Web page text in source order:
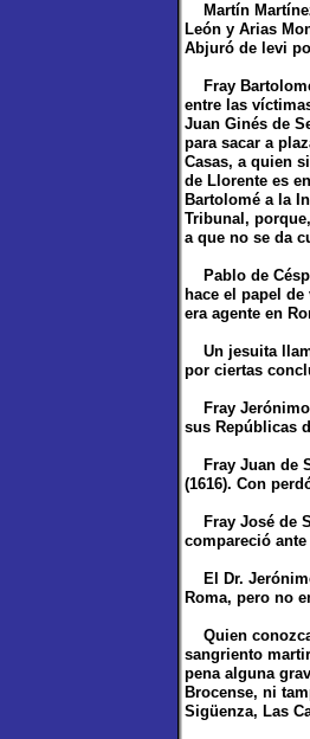
Martín
León y Arias
Abjuró de levi
Fray
entre las
Juan Ginés de
para sacar a
Casas, a quien
de Llorente es
Bartolomé a la
Tribunal,
a que no se da
Pablo de
hace el papel
era agente en
Un jesuita
por ciertas
Fray Jerónimo
sus Repúblicas
Fray Juan de
(1616). Con
Fray José de
compareció
El Dr.
Roma, pero no
Quien
sangriento
pena alguna
Brocense, ni
Sigüenza, Las